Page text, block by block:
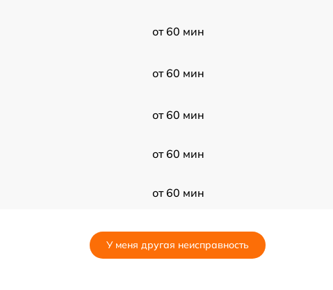
от 60 мин
от 60 мин
от 60 мин
от 60 мин
от 60 мин
от 60 мин
У меня другая неисправность